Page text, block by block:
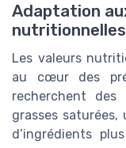
Adaptation
nutritionnelles
Les valeurs
au cœur des
recherchent
grasses
d’ingrédients